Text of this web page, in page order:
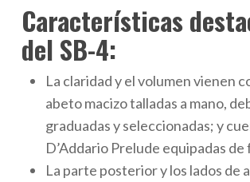
Características
del SB-4:
La claridad y el volumen vienen
abeto macizo talladas a mano,
graduadas y seleccionadas; y
D’Addario Prelude equipadas de
La parte posterior y los lados de